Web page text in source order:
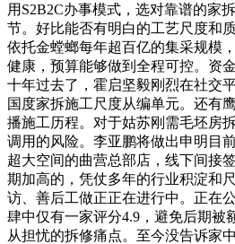
用S2B2C办事模式，选对靠谱的家
节。好比能否有明白的工艺尺度和
依托金螳螂每年超百亿的集采规模
健康，预算能够做到全程可控。资
十年过去了，霍启坚毅刚烈在社交
国度家拆施工尺度从编单元。还有
播施工历程。对于姑苏刚需毛坯房
调用的风险。李亚鹏将做出申明目
超大空间的曲营总部店，线下间接
期加高的，凭仗多年的行业积淀和
访、善后工做正正在进行中。正在
肆中仅有一家评分4.9，避免后期被
从担忧的拆修痛点。至今没告诉家